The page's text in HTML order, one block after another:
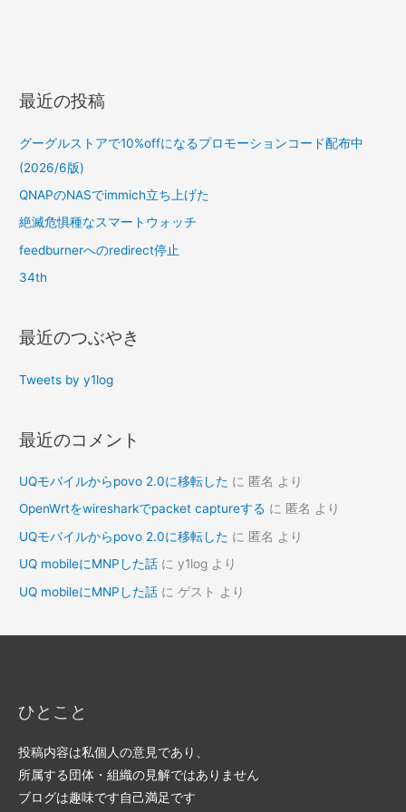
最近の投稿
グーグルストアで10%offになるプロモーションコード配布中
(2026/6版)
QNAPのNASでimmich立ち上げた
絶滅危惧種なスマートウォッチ
feedburnerへのredirect停止
34th
最近のつぶやき
Tweets by y1log
最近のコメント
UQモバイルからpovo 2.0に移転した に 匿名 より
OpenWrtをwiresharkでpacket captureする に 匿名 より
UQモバイルからpovo 2.0に移転した に 匿名 より
UQ mobileにMNPした話 にy1log より
UQ mobileにMNPした話 にゲスト より
ひとこと
投稿内容は私個人の意見であり、
所属する団体・組織の見解ではありません
ブログは趣味です自己満足です